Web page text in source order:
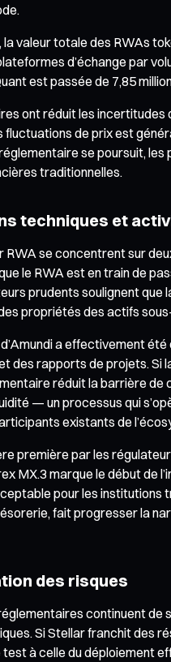
valeur totale des RWAs
d’échange par
est passée de 7,85
ont réduit les
fluctuations de prix est
se poursuit,
traditionnelles.
techniques et
se concentrent sur
le RWA est en train de
prudents soulignent
propriétés des actifs
a effectivement
des rapports de projets.
réduit la barrière
— un processus qui
existants de
première par les
MX.3 marque le début de
pour les institutions
fait progresser la
des risques
continuent de
Si Stellar franchit des
à celle du déploiement